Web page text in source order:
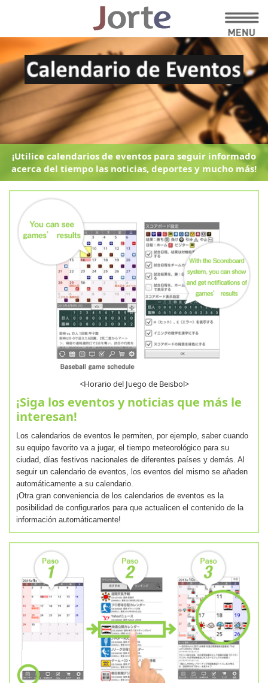
¡Utilice calendarios de eventos para seguir informado
acerca del tiempo las noticias, deportes y mucho más!
<Horario del Juego de Beisbol>
¡Siga los eventos y noticias que más le
interesan!
Los calendarios de eventos le permiten, por ejemplo, saber cuando
su equipo favorito va a jugar, el tiempo meteorológico para su
ciudad, días festivos nacionales de diferentes países y demás. Al
seguir un calendario de eventos, los eventos del mismo se añaden
automáticamente a su calendario.
¡Otra gran conveniencia de los calendarios de eventos es la
posibilidad de configurarlos para que actualicen el contenido de la
información automáticamente!